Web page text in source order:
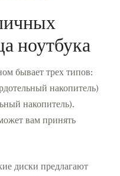
ноутбука
бывает трех типов:
накопитель)
накопитель).
вам принять
диски предлагают